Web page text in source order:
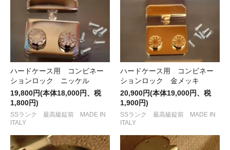
ハードケース用 コンビネー
ションロック ニッケル
19,800円(本体18,000円、税
1,800円)
SSランク 最高級錠前 MADE IN
ITALY
ハードケース用 コンビネー
ションロック 金メッキ
20,900円(本体19,000円、税
1,900円)
SSランク 最高級錠前 MADE IN
ITALY